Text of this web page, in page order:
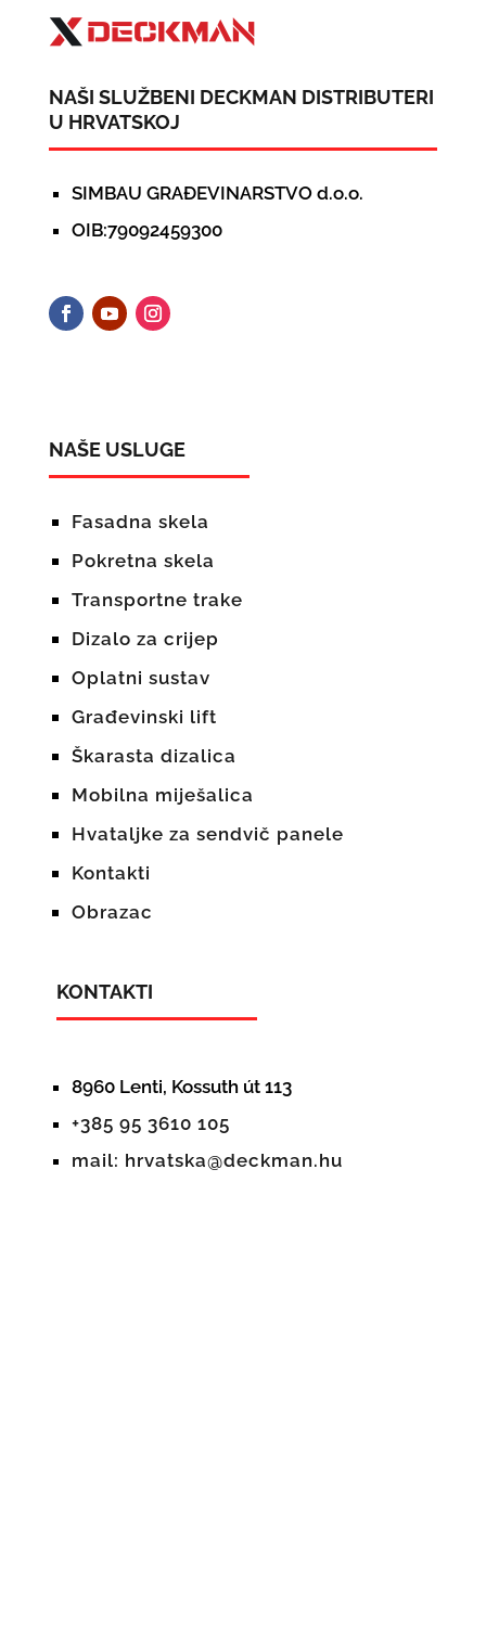
NAŠI SLUŽBENI DECKMAN DISTRIBUTERI
U HRVATSKOJ
SIMBAU GRAĐEVINARSTVO d.o.o.
OIB:79092459300
NAŠE USLUGE
Fasadna skela
Pokretna skela
Transportne trake
Dizalo za crijep
Oplatni sustav
Građevinski lift
Škarasta dizalica
Mobilna miješalica
Hvataljke za sendvič panele
Kontakti
Obrazac
KONTAKTI
8960 Lenti, Kossuth út 113
+385 95 3610 105
mail: hrvatska@deckman.hu